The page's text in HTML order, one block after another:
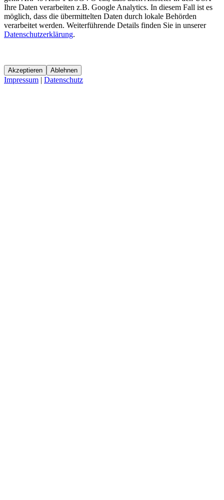
Ihre Daten verarbeiten z.B. Google Analytics. In diesem Fall ist es
möglich, dass die übermittelten Daten durch lokale Behörden
verarbeitet werden. Weiterführende Details finden Sie in unserer
Datenschutzerklärung.
Akzeptieren Ablehnen
Impressum | Datenschutz